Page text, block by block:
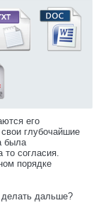
его
глубочайшие
была
то согласия.
порядке
делать дальше?